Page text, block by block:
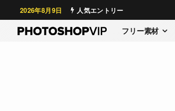
2026年8月9日 人気エントリー
フリー素材